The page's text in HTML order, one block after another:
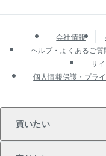
会社情報
ヘルプ・よくあるご質
サ
個人情報保護・プラ
買いたい